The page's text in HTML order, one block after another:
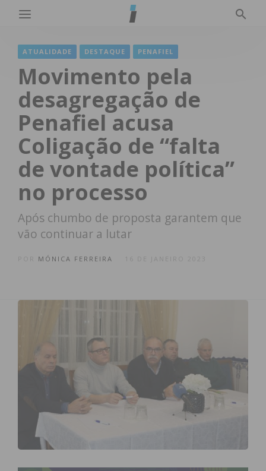
ATUALIDADE DESTAQUE PENAFIEL
Movimento pela
desagregação de
Penafiel acusa
Coligação de “falta
de vontade política”
no processo
Após chumbo de proposta garantem que
vão continuar a lutar
MÓNICA FERREIRA 16 DE JANEIRO 2023